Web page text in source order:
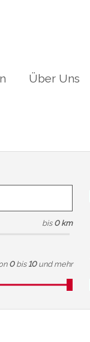
Über Uns
bis 0 km
0 bis 10 und mehr